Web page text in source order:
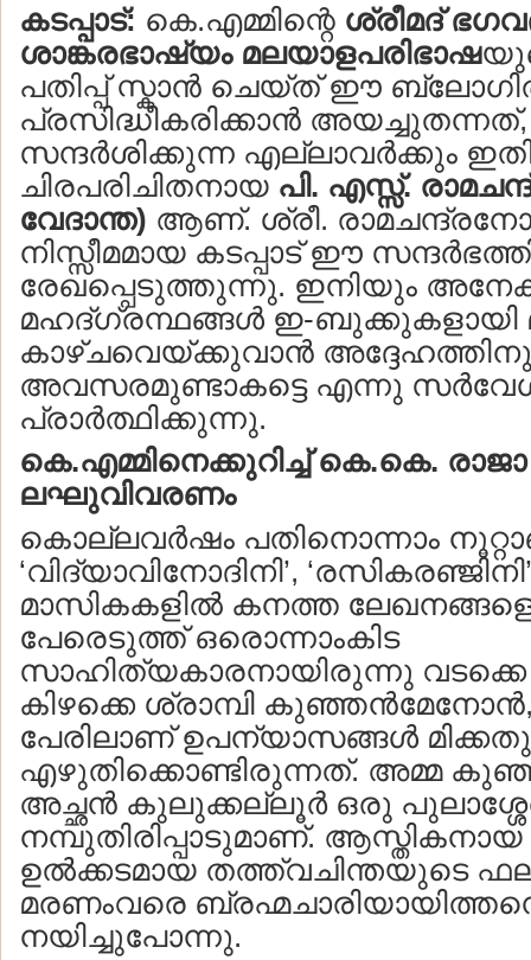
കടപ്പാട്: കെ.എമ്മിന്റെ ശ്രീമദ്
ശാങ്കരഭാഷ്യം മലയാളപരിഭാഷ
പതിപ്പ് സ്കാന്‍ ചെയ്ത് ഈ
പ്രസിദ്ധീകരിക്കാന്‍
സന്ദര്‍ശിക്കുന്ന എല്ലാവര്‍ക്കും
ചിരപരിചിതനായ പി. എസ്സ്.
വേദാന്ത) ആണ്. ശ്രീ.
നിസ്സീമമായ കടപ്പാട് ഈ
രേഖപ്പെടുത്തുന്നു. ഇനിയും
മഹദ്ഗ്രന്ഥങ്ങള്‍ ഇ-ബുക്കുകളായി
കാഴ്ചവെയ്ക്കുവാന്‍ അദ്ദേഹത്തിനു
അവസരമുണ്ടാകട്ടെ എന്നു
പ്രാര്‍ത്ഥിക്കുന്നു.
കെ.എമ്മിനെക്കുറിച്ച് കെ.കെ.
ലഘുവിവരണം
കൊല്ലവര്‍ഷം പതിനൊന്നാം
‘വിദ്യാവിനോദിനി’,
മാസികകളില്‍ കനത്ത
പേരെടുത്ത് ഒരൊന്നാംകിട
സാഹിത്യകാരനായിരുന്നു
കിഴക്കെ ശ്രാമ്പി
പേരിലാണ് ഉപന്യാസങ്ങള്‍
എഴുതിക്കൊണ്ടിരുന്നത്. അമ്മ
അച്ഛന്‍ കുലുക്കല്ലൂര്‍ ഒരു
നമ്പുതിരിപ്പാടുമാണ്.
ഉല്‍ക്കടമായ തത്ത്വചിന്തയുടെ
മരണംവരെ
നയിച്ചുപോന്നു.